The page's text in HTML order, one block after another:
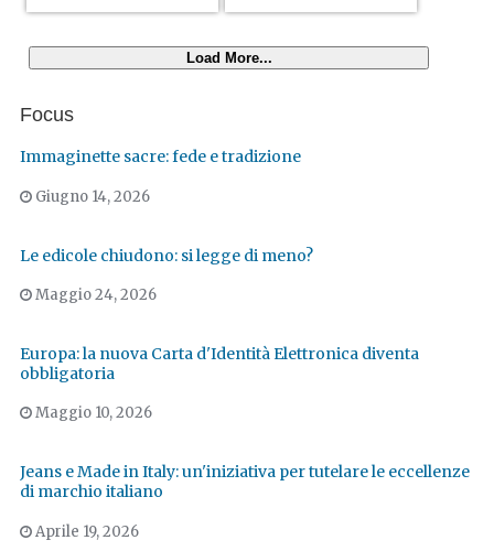
Load More...
Focus
Immaginette sacre: fede e tradizione
Giugno 14, 2026
Le edicole chiudono: si legge di meno?
Maggio 24, 2026
Europa: la nuova Carta d'Identità Elettronica diventa
obbligatoria
Maggio 10, 2026
Jeans e Made in Italy: un'iniziativa per tutelare le eccellenze
di marchio italiano
Aprile 19, 2026